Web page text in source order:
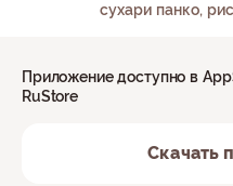
сухари панко,
Приложение доступно в
RuStore
Скачать